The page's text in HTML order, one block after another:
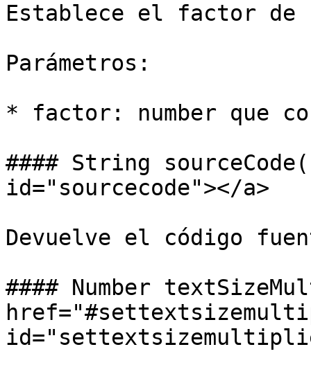
Establece el factor de
Parámetros:
* factor: number que
#### String
id="sourcecode"></a>
Devuelve el código
#### Number